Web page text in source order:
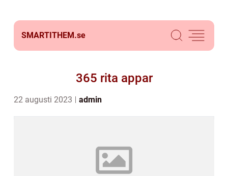
SMARTITHEM.se
365 rita appar
22 augusti 2023 admin